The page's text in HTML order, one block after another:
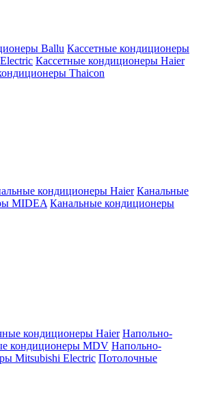
Ballu Кассетные кондиционеры
Кассетные кондиционеры Haier
Thaicon
кондиционеры Haier Канальные
MIDEA Канальные кондиционеры
кондиционеры Haier Напольно-
кондиционеры MDV Напольно-
Mitsubishi Electric Потолочные